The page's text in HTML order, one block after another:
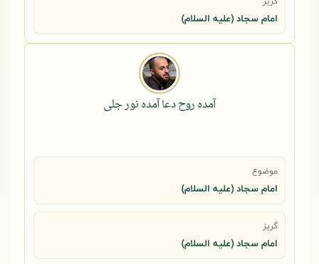
امام سجاد (علیه السلام)
آمده روح دعا آمده نور جلی
موضوع
امام سجاد (علیه السلام)
گریز
امام سجاد (علیه السلام)